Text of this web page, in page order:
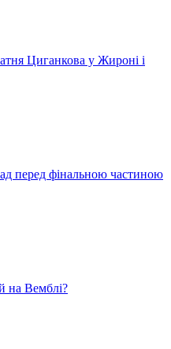
Циганкова у Жироні і
перед фінальною частиною
на Вемблі?